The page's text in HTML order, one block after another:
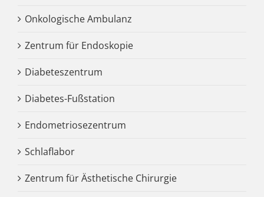
Onkologische Ambulanz
Zentrum für Endoskopie
Diabeteszentrum
Diabetes-Fußstation
Endometriosezentrum
Schlaflabor
Zentrum für Ästhetische Chirurgie